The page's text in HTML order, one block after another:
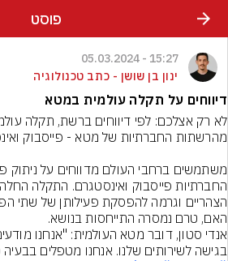
פוסט
15:27 - 05.03.2024
ינון בן שושן - כתב טכנולוגיה
דיווחים על תקלה עולמית במטא
האם, טרם נמסרה התייחסות בנושא.
בגישה לשירותים שלנו. אנחנו מטפלים